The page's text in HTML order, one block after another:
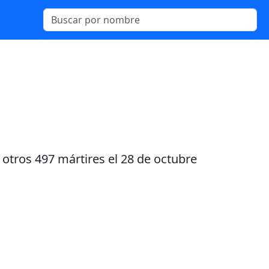
497 mártires el 28 de octubre